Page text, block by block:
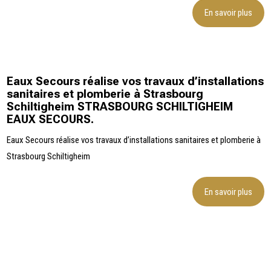
En savoir plus
Eaux Secours réalise vos travaux d’installations
sanitaires et plomberie à Strasbourg
Schiltigheim STRASBOURG SCHILTIGHEIM
EAUX SECOURS.
Eaux Secours réalise vos travaux d’installations sanitaires et plomberie à
Strasbourg Schiltigheim
En savoir plus